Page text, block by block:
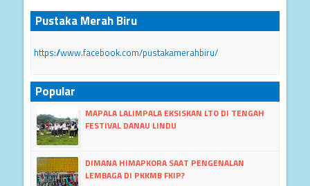
Pustaka Merah Biru
https://www.facebook.com/pustakamerahbiru/
Popular
MAPALA LALIMPALA EKSISKAN LTO DI TENGAH
FESTIVAL DANAU LINDU
DIMANA HIMAPKORA SAAT PENGENALAN
LEMBAGA DI PKKMB FKIP?